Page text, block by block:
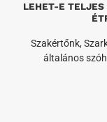
LEHET-E TELJES
Szakértőnk,
általános